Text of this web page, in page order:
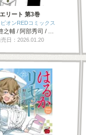
エリート 第3巻
オンREDコミックス
之輔 / 阿部秀司 / …
売日：2026.01.20